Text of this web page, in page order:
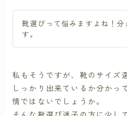
靴選びって悩みますよね！分
す。
私もそうですが、靴のサイズ
しっかり出来ているか分かっ
情ではないでしょうか。